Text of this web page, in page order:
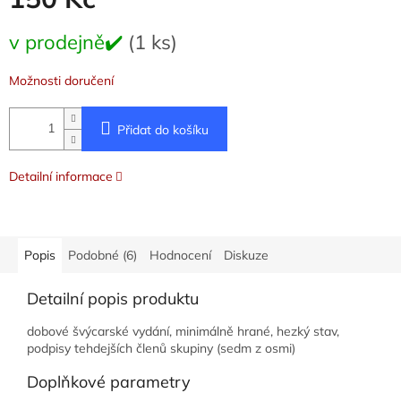
cena:
v prodejně✔️ (1 ks)
Možnosti doručení
Přidat do košíku
Detailní informace
Popis Podobné (6) Hodnocení Diskuze
Detailní popis produktu
dobové švýcarské vydání, minimálně hrané, hezký stav,
podpisy tehdejších členů skupiny (sedm z osmi)
Doplňkové parametry